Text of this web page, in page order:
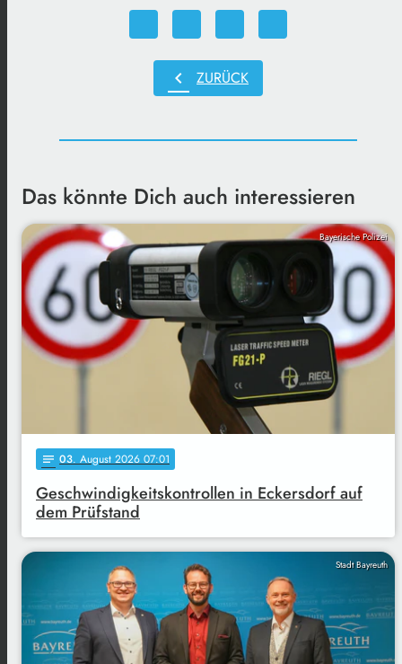
chevron_left ZURÜCK
Das könnte Dich auch interessieren
Bayerische Polizei
notes 03. August 2026 07:01
Geschwindigkeitskontrollen in Eckersdorf auf
dem Prüfstand
Stadt Bayreuth